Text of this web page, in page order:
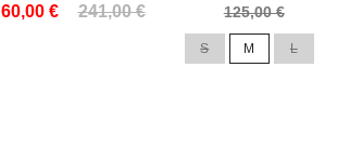
60,00 € 241,00 €
Prix
125,00 €
Prix
S M L